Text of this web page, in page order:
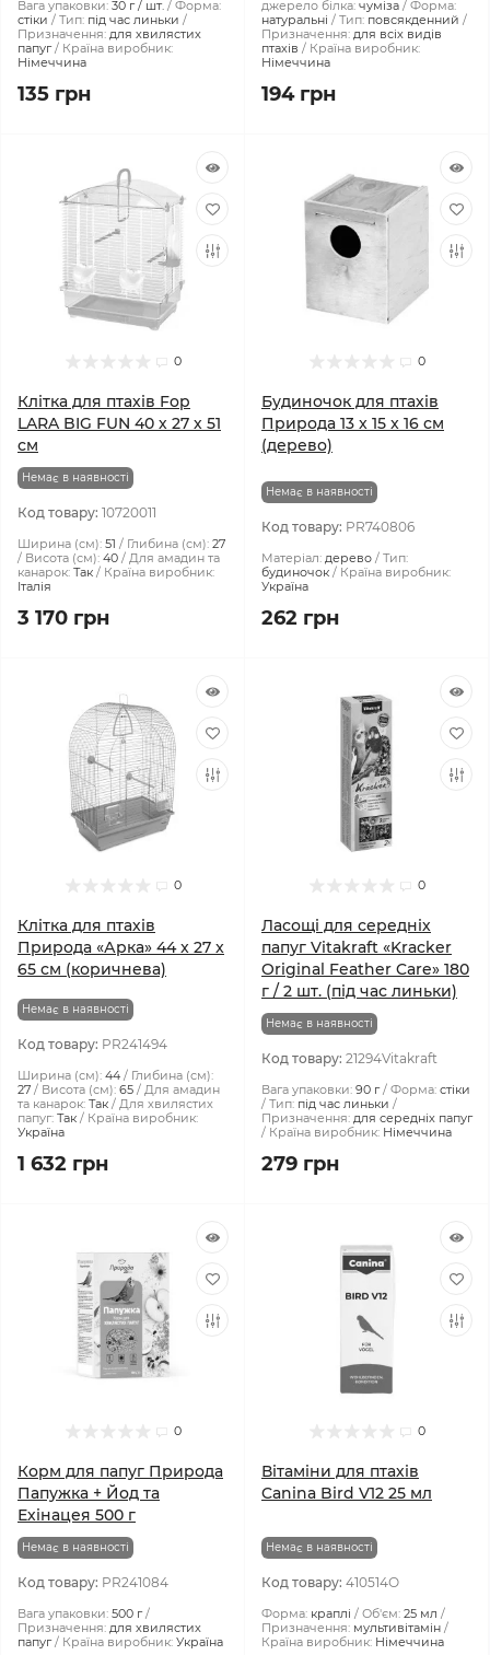
Вага упаковки: 30 г / шт.
Форма:
стіки
Тип: під час линьки
Призначення: для хвилястих
папуг
Країна виробник:
Німеччина
135 грн
джерело білка: чуміза
Форма:
натуральні
Тип: повсякденний
Призначення: для всіх видів
птахів
Країна виробник:
Німеччина
194 грн
0
Клітка для птахів Fop
LARA BIG FUN 40 х 27 х 51
см
Немає в наявності
Код товару: 10720011
Ширина (см): 51 Глибина (см): 27
Висота (см): 40
Для амадин та
канарок: Так
Країна виробник:
Італія
3 170 грн
0
Будиночок для птахів
Природа 13 x 15 x 16 см
(дерево)
Немає в наявності
Код товару: PR740806
Матеріал: дерево
Тип:
будиночок
Країна виробник:
Україна
262 грн
0
Клітка для птахів
Природа «Арка» 44 x 27 x
65 см (коричнева)
Немає в наявності
Код товару: PR241494
Ширина (см): 44
Глибина (см):
27
Висота (см): 65
Для амадин
та канарок: Так
Для хвилястих
папуг: Так
Країна виробник:
Україна
1 632 грн
0
Ласощі для середніх
папуг Vitakraft «Kracker
Original Feather Care» 180
г / 2 шт. (під час линьки)
Немає в наявності
Код товару: 21294Vitakraft
Вага упаковки: 90 г Форма: стіки
Тип: під час линьки
Призначення: для середніх папуг
Країна виробник: Німеччина
279 грн
0
Корм для папуг Природа
Папужка + Йод та
Ехінацея 500 г
Немає в наявності
Код товару: PR241084
Вага упаковки: 500 г
Призначення: для хвилястих
папуг
Країна виробник: Україна
0
Вітаміни для птахів
Canina Bird V12 25 мл
Немає в наявності
Код товару: 410514О
Форма: краплі Об'єм: 25 мл
Призначення: мультивітамін
Країна виробник: Німеччина